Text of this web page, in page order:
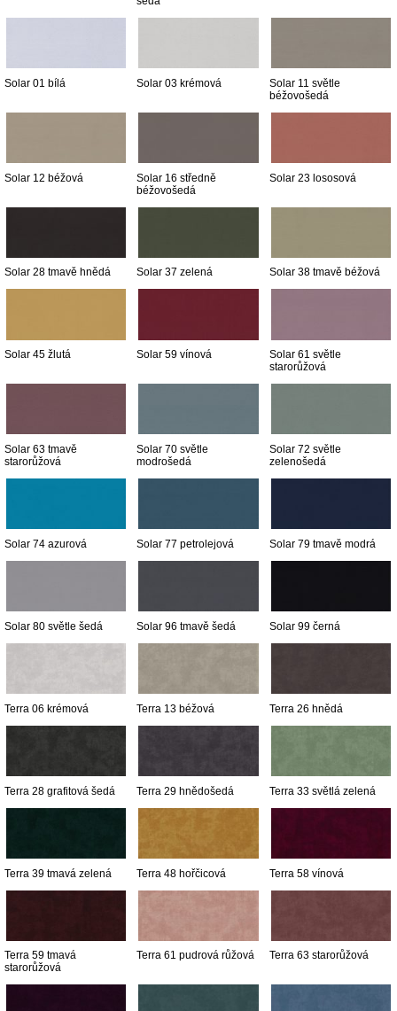
Solar 01 bílá Solar 03 krémová
Solar 11 světle
béžovošedá
Solar 12 béžová
Solar 16 středně
béžovošedá
Solar 23 lososová
Solar 28 tmavě hnědá Solar 37 zelená Solar 38 tmavě béžová
Solar 45 žlutá Solar 59 vínová
Solar 61 světle
starorůžová
Solar 63 tmavě
starorůžová
Solar 70 světle
modrošedá
Solar 72 světle
zelenošedá
Solar 74 azurová Solar 77 petrolejová Solar 79 tmavě modrá
Solar 80 světle šedá Solar 96 tmavě šedá Solar 99 černá
Terra 06 krémová Terra 13 béžová Terra 26 hnědá
Terra 28 grafitová šedá Terra 29 hnědošedá Terra 33 světlá zelená
Terra 39 tmavá zelená Terra 48 hořčicová Terra 58 vínová
Terra 59 tmavá
starorůžová
Terra 61 pudrová růžová Terra 63 starorůžová